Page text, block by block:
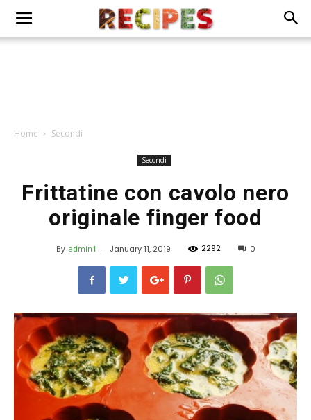
Home Secondi
Secondi
Frittatine con cavolo nero
originale finger food
By admin1 - January 11, 2019 2292 0